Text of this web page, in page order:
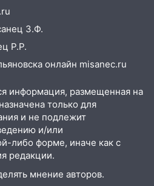
области
компании
прошлого своего
едут звезды
областной суд
руководству
за махинации на
З.Ф.
Р.Р.
онлайн misanec.ru
информация, размещенная на
только для
и не подлежит
и/или
либо форме, иначе как с
редакции.
мнение авторов.